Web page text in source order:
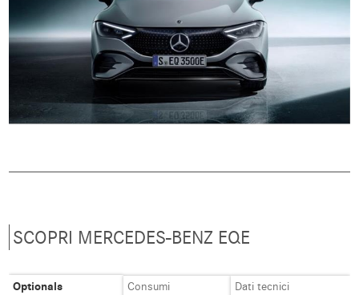
SCOPRI MERCEDES-BENZ EQE
Optionals Consumi Dati tecnici